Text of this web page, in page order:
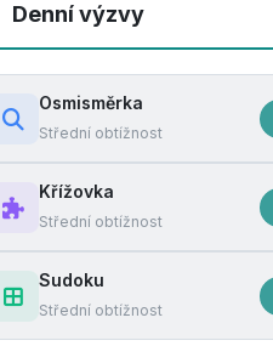
Denní výzvy
Osmisměrka
Střední obtížnost
Křížovka
Střední obtížnost
Sudoku
Střední obtížnost